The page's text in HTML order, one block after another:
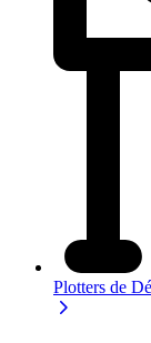
Plotters de